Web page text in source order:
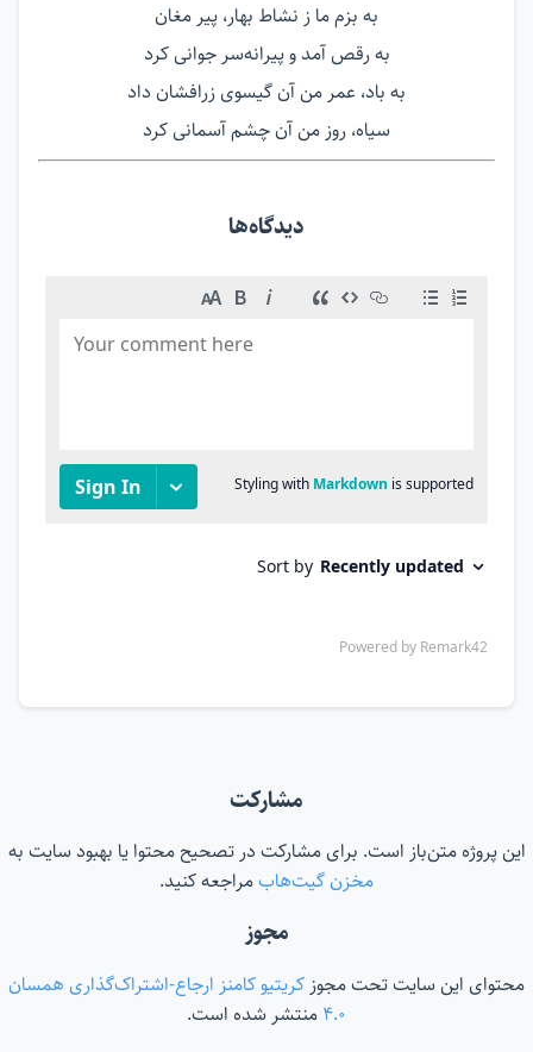
به بزم ما ز نشاط بهار، پیر مغان
به رقص آمد و پیرانه‌س‍ر جوانی کرد
به باد، عمر من آن گیسوی زرافشان داد
سیاه، روز من آن چشم آسمانی کرد
دیدگاه‌ها
مشارکت
این پروژه متن‌باز است. برای مشارکت در تصحیح محتوا یا بهبود سایت به
مخزن گیت‌هابمراجعه کنید.
مجوز
محتوای این سایت تحت مجوز کریتیو کامنز ارجاع-اشتراک‌گذاری همسان
۴.۰ منتشر شده است.